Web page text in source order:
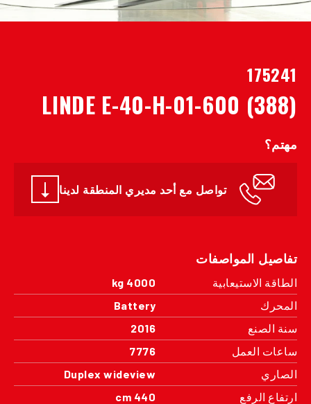
175241
LINDE E-40-H-01-600 (388)
مهتم؟
تواصل مع أحد مديري المنطقة لدينا
تفاصيل المواصفات
الطاقة الاستيعابية
4000 kg
المحرك
Battery
سنة الصنع
2016
ساعات العمل
7776
الصاري
Duplex wideview
ارتفاع الرفع
440 cm